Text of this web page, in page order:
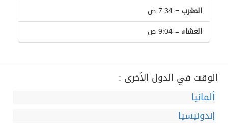
المغرب = 7:34 ص
العشاء = 9:04 ص
الوقت في الدول الأخرى :
ألمانيا
إندونيسيا